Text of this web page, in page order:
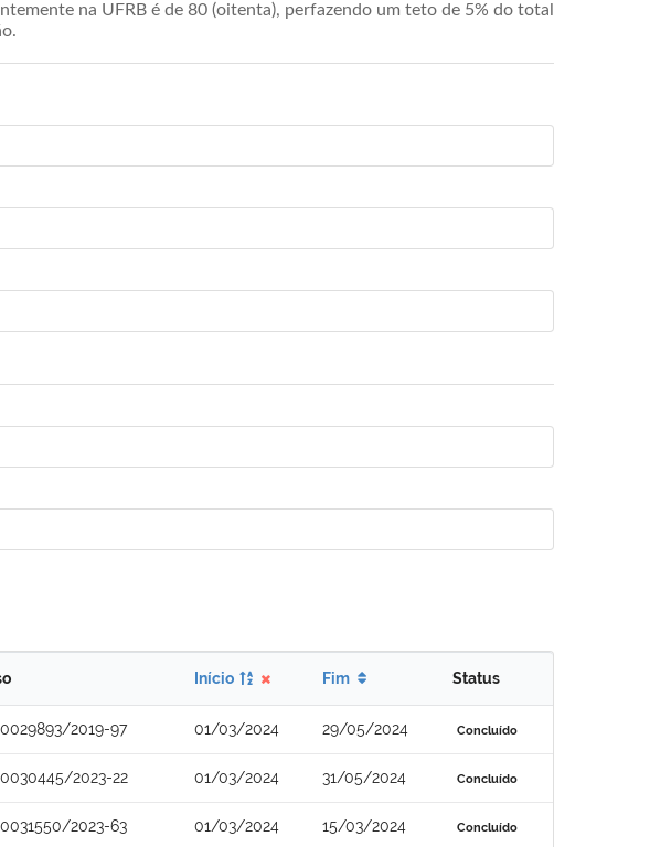
na UFRB é de 80 (oitenta), perfazendo um teto de 5% do total
Início Fim Status
2019-97 01/03/2024 29/05/2024 Concluído
2023-22 01/03/2024 31/05/2024 Concluído
2023-63 01/03/2024 15/03/2024 Concluído